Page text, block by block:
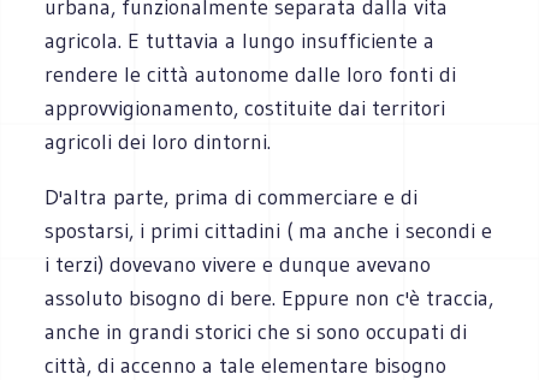
urbana, funzionalmente separata dalla vita
agricola. E tuttavia a lungo insufficiente a
rendere le città autonome dalle loro fonti di
approvvigionamento, costituite dai territori
agricoli dei loro dintorni.
D'altra parte, prima di commerciare e di
spostarsi, i primi cittadini ( ma anche i secondi e
i terzi) dovevano vivere e dunque avevano
assoluto bisogno di bere. Eppure non c'è traccia,
anche in grandi storici che si sono occupati di
città, di accenno a tale elementare bisogno